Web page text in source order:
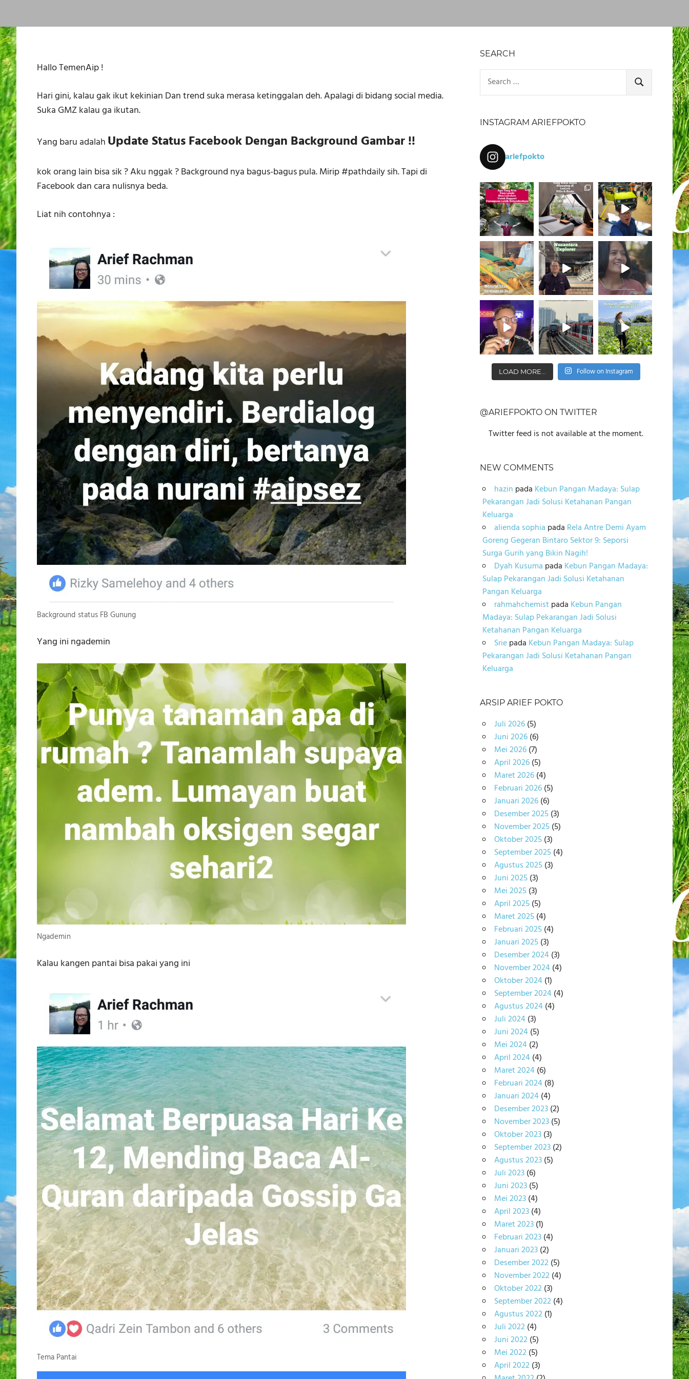
Hallo TemenAip !
Hari gini, kalau gak ikut kekinian Dan trend suka merasa ketinggalan deh. Apalagi di bidang social media.
Suka GMZ kalau ga ikutan.
Yang baru adalah Update Status Facebook Dengan Background Gambar !!
kok orang lain bisa sik ? Aku nggak ? Background nya bagus-bagus pula. Mirip #pathdaily sih. Tapi di
Facebook dan cara nulisnya beda.
Liat nih contohnya :
Background status FB Gunung
Yang ini ngademin
Ngademin
Kalau kangen pantai bisa pakai yang ini
Tema Pantai
SEARCH
Search
for:
SEARCH
INSTAGRAM ARIEFPOKTO
ariefpokto
LOAD MORE... Follow on Instagram
@ARIEFPOKTO ON TWITTER
Twitter feed is not available at the moment.
NEW COMMENTS
hazin pada Kebun Pangan Madaya: Sulap
Pekarangan Jadi Solusi Ketahanan Pangan
Keluarga
alienda sophia pada Rela Antre Demi Ayam
Goreng Gegeran Bintaro Sektor 9: Seporsi
Surga Gurih yang Bikin Nagih!
Dyah Kusuma pada Kebun Pangan Madaya:
Sulap Pekarangan Jadi Solusi Ketahanan
Pangan Keluarga
rahmahchemistpada Kebun Pangan
Madaya: Sulap Pekarangan Jadi Solusi
Ketahanan Pangan Keluarga
Sriepada Kebun Pangan Madaya: Sulap
Pekarangan Jadi Solusi Ketahanan Pangan
Keluarga
ARSIP ARIEF POKTO
Juli 2026(5)
Juni 2026(6)
Mei 2026(7)
April 2026(5)
Maret 2026(4)
Februari 2026(5)
Januari 2026(6)
Desember 2025(3)
November 2025(5)
Oktober 2025(3)
September 2025(4)
Agustus 2025(3)
Juni 2025(3)
Mei 2025(3)
April 2025(5)
Maret 2025(4)
Februari 2025(4)
Januari 2025(3)
Desember 2024(3)
November 2024(4)
Oktober 2024(1)
September 2024(4)
Agustus 2024(4)
Juli 2024(3)
Juni 2024(5)
Mei 2024(2)
April 2024(4)
Maret 2024(6)
Februari 2024(8)
Januari 2024(4)
Desember 2023(2)
November 2023(5)
Oktober 2023(3)
September 2023(2)
Agustus 2023(5)
Juli 2023(6)
Juni 2023(5)
Mei 2023(4)
April 2023(4)
Maret 2023(1)
Februari 2023(4)
Januari 2023(2)
Desember 2022(5)
November 2022(4)
Oktober 2022(3)
September 2022(4)
Agustus 2022(1)
Juli 2022(4)
Juni 2022(5)
Mei 2022(5)
April 2022(3)